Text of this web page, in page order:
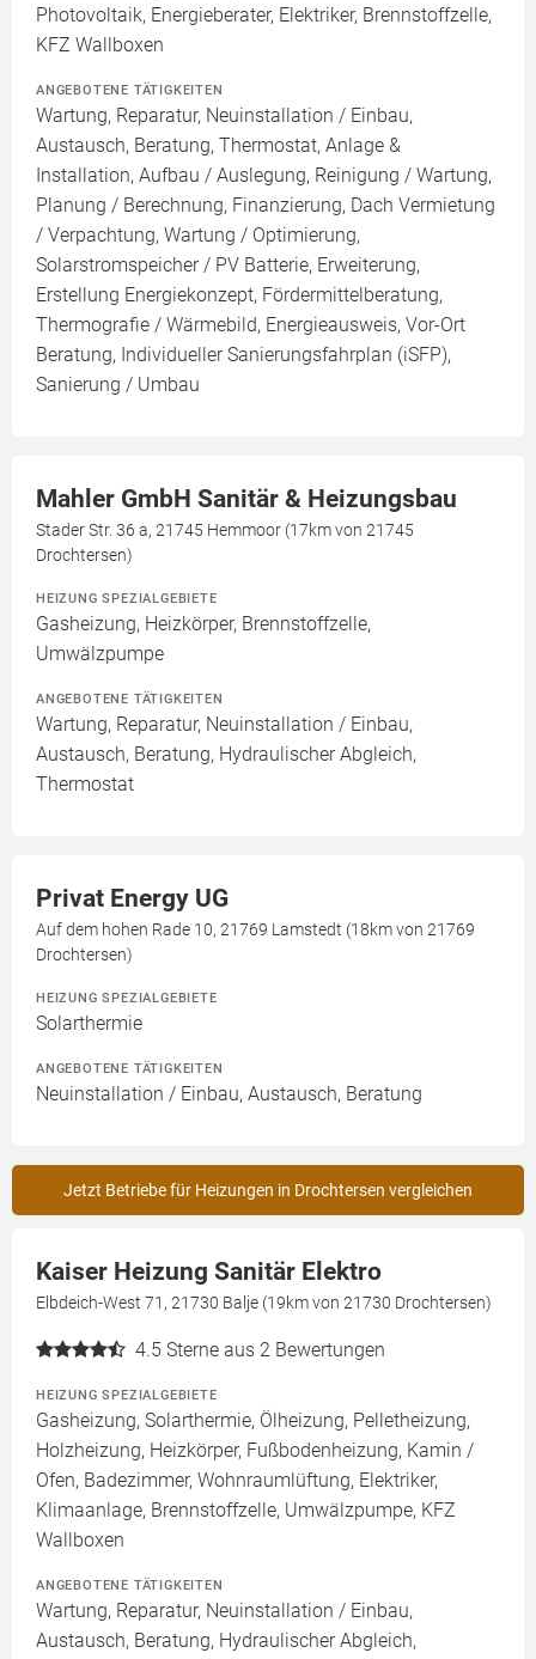
Photovoltaik, Energieberater, Elektriker, Brennstoffzelle,
KFZ Wallboxen
ANGEBOTENE TÄTIGKEITEN
Wartung, Reparatur, Neuinstallation / Einbau,
Austausch, Beratung, Thermostat, Anlage &
Installation, Aufbau / Auslegung, Reinigung / Wartung,
Planung / Berechnung, Finanzierung, Dach Vermietung
/ Verpachtung, Wartung / Optimierung,
Solarstromspeicher / PV Batterie, Erweiterung,
Erstellung Energiekonzept, Fördermittelberatung,
Thermografie / Wärmebild, Energieausweis, Vor-Ort
Beratung, Individueller Sanierungsfahrplan (iSFP),
Sanierung / Umbau
Mahler GmbH Sanitär & Heizungsbau
Stader Str. 36 a, 21745 Hemmoor (17km von 21745
Drochtersen)
HEIZUNG SPEZIALGEBIETE
Gasheizung, Heizkörper, Brennstoffzelle,
Umwälzpumpe
ANGEBOTENE TÄTIGKEITEN
Wartung, Reparatur, Neuinstallation / Einbau,
Austausch, Beratung, Hydraulischer Abgleich,
Thermostat
Privat Energy UG
Auf dem hohen Rade 10, 21769 Lamstedt (18km von 21769
Drochtersen)
HEIZUNG SPEZIALGEBIETE
Solarthermie
ANGEBOTENE TÄTIGKEITEN
Neuinstallation / Einbau, Austausch, Beratung
Jetzt Betriebe für Heizungen in Drochtersen vergleichen
Kaiser Heizung Sanitär Elektro
Elbdeich-West 71, 21730 Balje (19km von 21730 Drochtersen)
4.5 Sterne aus 2 Bewertungen
HEIZUNG SPEZIALGEBIETE
Gasheizung, Solarthermie, Ölheizung, Pelletheizung,
Holzheizung, Heizkörper, Fußbodenheizung, Kamin /
Ofen, Badezimmer, Wohnraumlüftung, Elektriker,
Klimaanlage, Brennstoffzelle, Umwälzpumpe, KFZ
Wallboxen
ANGEBOTENE TÄTIGKEITEN
Wartung, Reparatur, Neuinstallation / Einbau,
Austausch, Beratung, Hydraulischer Abgleich,